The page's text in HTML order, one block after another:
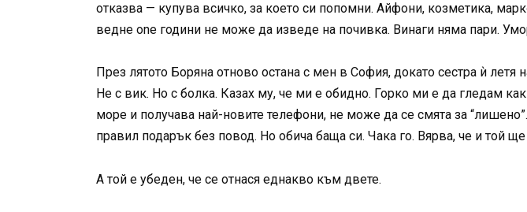
отказва — купува всичко, за което си попомни. Айфони, козметика,
ведне one години не може да изведе на почивка. Винаги няма пари.
През лятото Боряна отново остана с мен в София, докато сестра ѝ
Не с вик. Но с болка. Казах му, че ми е обидно. Горко ми е да гледам
море и получава най-новите телефони, не може да се смята за
правил подарък без повод. Но обича баща си. Чака го. Вярва, че и той
А той е убеден, че се отнася еднакво към двете.